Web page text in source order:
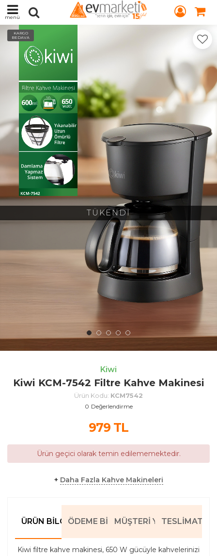
menü
TÜKENDİ
KARGO
BEDAVA
Kiwi
Kiwi KCM-7542 Filtre Kahve Makinesi
Ürün Kodu: KCM7542
0 Değerlendirme
979 TL
Ürün geçici olarak temin edilememektedir.
+ Daha Fazla Kahve Makineleri
ÜRÜN BILGILERIÖDEME BILGILERIMÜŞTERI YORUMLARI
TESLIMAT
Kiwi filtre kahve makinesi, 650 W gücüyle kahvelerinizi